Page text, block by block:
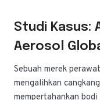
Studi Kasus:
Aerosol
Sebuah merek
mengalihkan
mempertahankan bodi